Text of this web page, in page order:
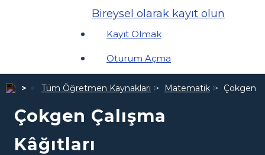
Bireysel olarak kayıt olun
Kayıt Olmak
Oturum Açma
Tüm Öğretmen Kaynakları Matematik Çokgen
Çokgen Çalışma
Kâğıtları